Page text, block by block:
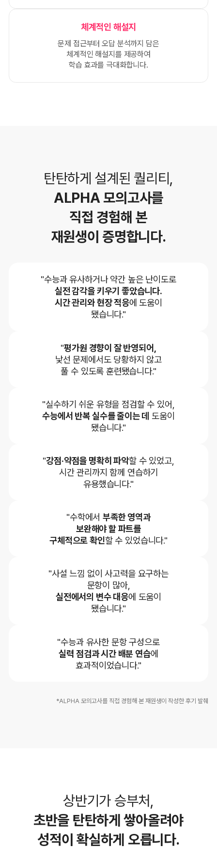
체계적인 해설지
문제 접근부터 오답 분석까지 담은
체계적인 해설지를 제공하여
학습 효과를 극대화합니다.
탄탄하게 설계된 퀄리티,
ALPHA 모의고사를
직접 경험해 본
재원생이 증명합니다.
"수능과 유사하거나 약간 높은 난이도로
실전 감각을 키우기 좋았습니다.
시간 관리와 현장 적응에 도움이
됐습니다."
"평가원 경향이 잘 반영되어,
낯선 문제에서도 당황하지 않고
풀 수 있도록 훈련됐습니다."
"실수하기 쉬운 유형을 점검할 수 있어,
수능에서 반복 실수를 줄이는 데 도움이
됐습니다."
"강점·약점을 명확히 파악할 수 있었고,
시간 관리까지 함께 연습하기
유용했습니다."
"수학에서부족한 영역과
보완해야 할 파트를
구체적으로 확인할 수 있었습니다."
"사설 느낌 없이 사고력을 요구하는
문항이 많아,
실전에서의 변수 대응에 도움이
됐습니다."
"수능과 유사한 문항 구성으로
실력 점검과 시간 배분 연습에
효과적이었습니다."
*ALPHA 모의고사를 직접 경험해 본 재원생이 작성한 후기 발췌
상반기가 승부처,
초반을 탄탄하게 쌓아올려야
성적이 확실하게 오릅니다.